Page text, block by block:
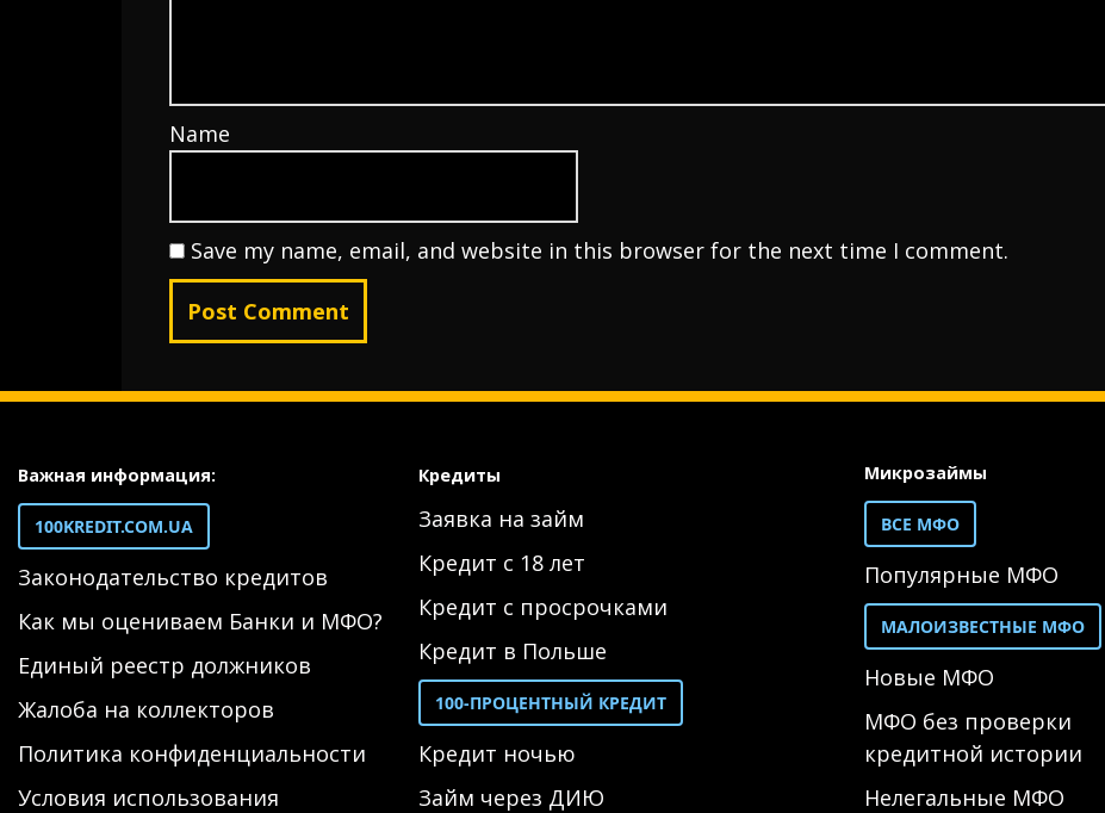
Name
Save my name, email, and website in this browser for the next time I comment.
Важная информация:
100KREDIT.COM.UA
Законодательство кредитов
Как мы оцениваем Банки и МФО?
Единый реестр должников
Жалоба на коллекторов
Политика конфиденциальности
Условия использования
Кредиты
Заявка на займ
Кредит с 18 лет
Кредит с просрочками
Кредит в Польше
100-ПРОЦЕНТНЫЙ КРЕДИТ
Кредит ночью
Займ через ДИЮ
Микрозаймы
ВСЕ МФО
Популярные МФО
МАЛОИЗВЕСТНЫЕ МФО
Новые МФО
МФО без проверки
кредитной истории
Нелегальные МФО